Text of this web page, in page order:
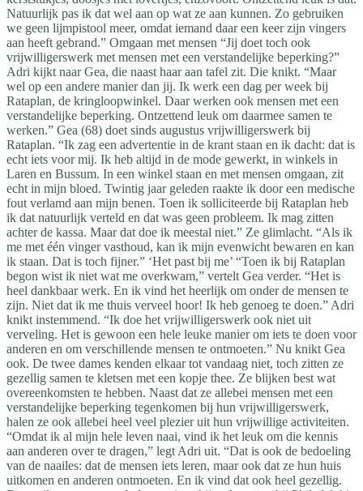
Natuurlijk pas ik dat wel aan op wat ze aan kunnen. Zo gebruiken
we geen lijmpistool meer, omdat iemand daar een keer zijn vingers
aan heeft gebrand.” Omgaan met mensen “Jij doet toch ook
vrijwilligerswerk met mensen met een verstandelijke beperking?”
Adri kijkt naar Gea, die naast haar aan tafel zit. Die knikt. “Maar
wel op een andere manier dan jij. Ik werk een dag per week bij
Rataplan, de kringloopwinkel. Daar werken ook mensen met een
verstandelijke beperking. Ontzettend leuk om daarmee samen te
werken.” Gea (68) doet sinds augustus vrijwilligerswerk bij
Rataplan. “Ik zag een advertentie in de krant staan en ik dacht: dat is
echt iets voor mij. Ik heb altijd in de mode gewerkt, in winkels in
Laren en Bussum. In een winkel staan en met mensen omgaan, zit
echt in mijn bloed. Twintig jaar geleden raakte ik door een medische
fout verlamd aan mijn benen. Toen ik solliciteerde bij Rataplan heb
ik dat natuurlijk verteld en dat was geen probleem. Ik mag zitten
achter de kassa. Maar dat doe ik meestal niet.” Ze glimlacht. “Als ik
me met één vinger vasthoud, kan ik mijn evenwicht bewaren en kan
ik staan. Dat is toch fijner.” ‘Het past bij me’ “Toen ik bij Rataplan
begon wist ik niet wat me overkwam,” vertelt Gea verder. “Het is
heel dankbaar werk. En ik vind het heerlijk om onder de mensen te
zijn. Niet dat ik me thuis verveel hoor! Ik heb genoeg te doen.” Adri
knikt instemmend. “Ik doe het vrijwilligerswerk ook niet uit
verveling. Het is gewoon een hele leuke manier om iets te doen voor
anderen en om verschillende mensen te ontmoeten.” Nu knikt Gea
ook. De twee dames kenden elkaar tot vandaag niet, toch zitten ze
gezellig samen te kletsen met een kopje thee. Ze blijken best wat
overeenkomsten te hebben. Naast dat ze allebei mensen met een
verstandelijke beperking tegenkomen bij hun vrijwilligerswerk,
halen ze ook allebei heel veel plezier uit hun vrijwillige activiteiten.
“Omdat ik al mijn hele leven naai, vind ik het leuk om die kennis
aan anderen over te dragen,” legt Adri uit. “Dat is ook de bedoeling
van de naailes: dat de mensen iets leren, maar ook dat ze hun huis
uitkomen en anderen ontmoeten. En ik vind dat ook heel gezellig.